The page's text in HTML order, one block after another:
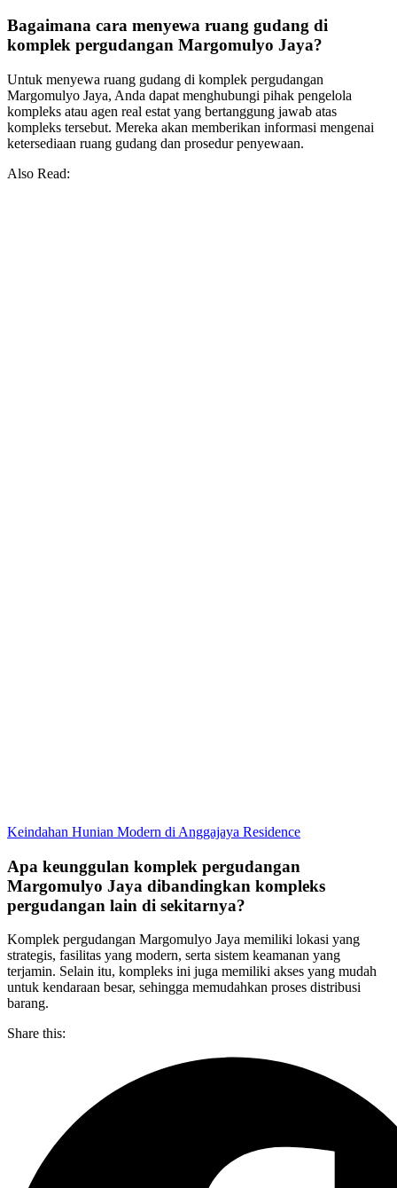
Bagaimana cara menyewa ruang gudang di
komplek pergudangan Margomulyo Jaya?
Untuk menyewa ruang gudang di komplek pergudangan
Margomulyo Jaya, Anda dapat menghubungi pihak pengelola
kompleks atau agen real estat yang bertanggung jawab atas
kompleks tersebut. Mereka akan memberikan informasi mengenai
ketersediaan ruang gudang dan prosedur penyewaan.
Also Read:
Keindahan Hunian Modern di Anggajaya Residence
Apa keunggulan komplek pergudangan
Margomulyo Jaya dibandingkan kompleks
pergudangan lain di sekitarnya?
Komplek pergudangan Margomulyo Jaya memiliki lokasi yang
strategis, fasilitas yang modern, serta sistem keamanan yang
terjamin. Selain itu, kompleks ini juga memiliki akses yang mudah
untuk kendaraan besar, sehingga memudahkan proses distribusi
barang.
Share this: